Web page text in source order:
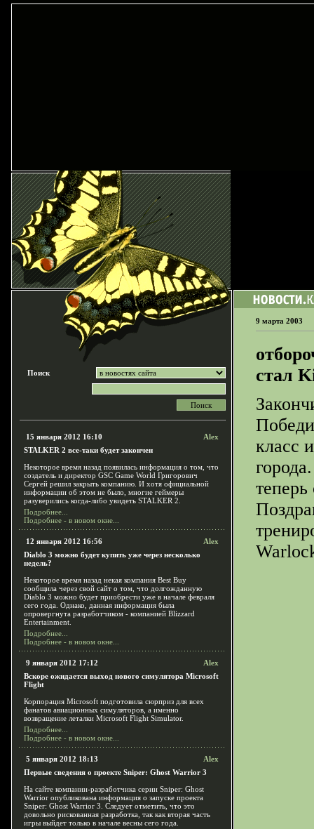
Поиск
15 января 2012 16:10
Alex
STALKER 2 все-таки будет закончен
Некоторое время назад появилась информация о том, что
создатель и директор GSC Game World Григорович
Сергей решил закрыть компанию. И хотя официальной
информации об этом не было, многие геймеры
разуверились когда-либо увидеть STALKER 2.
Подробнее...
Подробнее - в новом окне...
12 января 2012 16:56
Alex
Diablo 3 можно будет купить уже через несколько
недель?
Некоторое время назад некая компания Best Buy
сообщила через свой сайт о том, что долгожданную
Diablo 3 можно будет приобрести уже в начале февраля
сего года. Однако, данная информация была
опровергнута разработчиком - компанией Blizzard
Entertainment.
Подробнее...
Подробнее - в новом окне...
9 января 2012 17:12
Alex
Вскоре ожидается выход нового симулятора Microsoft
Flight
Корпорация Microsoft подготовила сюрприз для всех
фанатов авиационных симуляторов, а именно
возвращение леталки Microsoft Flight Simulator.
Подробнее...
Подробнее - в новом окне...
5 января 2012 18:13
Alex
Первые сведения о проекте Sniper: Ghost Warrior 3
На сайте компании-разработчика серии Sniper: Ghost
Warrior опубликована информация о запуске проекта
Sniper: Ghost Warrior 3. Следует отметить, что это
довольно рискованная разработка, так как вторая часть
игры выйдет только в начале весны сего года.
9 марта 2003
стал
класс
теперь